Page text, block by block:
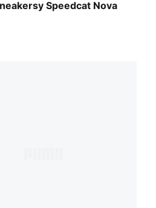
Speedcat Nova
Matte Bronze